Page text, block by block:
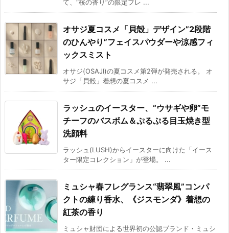
て、“桜の香り”の限定フレ ...
オサジ夏コスメ「貝殻」デザイン”2段階
のひんやり”フェイスパウダーや涼感フィ
ックスミスト
オサジ(OSAJI)の夏コスメ第2弾が発売される。 オ
サジ「貝殻」着想の夏コスメ ...
ラッシュのイースター、“ウサギや卵”モ
チーフのバスボム＆ぷるぷる目玉焼き型
洗顔料
ラッシュ(LUSH)からイースターに向けた「イース
ター限定コレクション」が登場。 ...
ミュシャ春フレグランス“翡翠風”コンパ
クトの練り香水、《ジスモンダ》着想の
紅茶の香り
ミュシャ財団による世界初の公認ブランド・ミュシ